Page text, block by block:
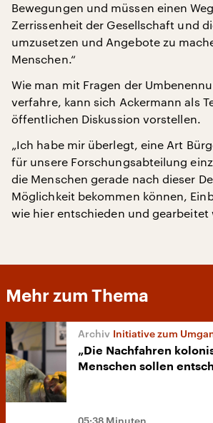
Bewegungen und müssen einen
Zerrissenheit der Gesellschaft und
umzusetzen und Angebote zu
Menschen.“
Wie man mit Fragen der
verfahre, kann sich Ackermann als
öffentlichen Diskussion vorstellen.
„Ich habe mir überlegt, eine Art
für unsere Forschungsabteilung
die Menschen gerade nach dieser
Möglichkeit bekommen können,
wie hier entschieden und gearbeitet
Mehr zum Thema
Initiative zum Umgang mit
„Die Nachfahren
Menschen sollen
05:38 Minuten